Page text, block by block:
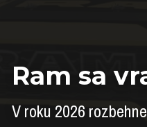
Ram sa
V roku 2026